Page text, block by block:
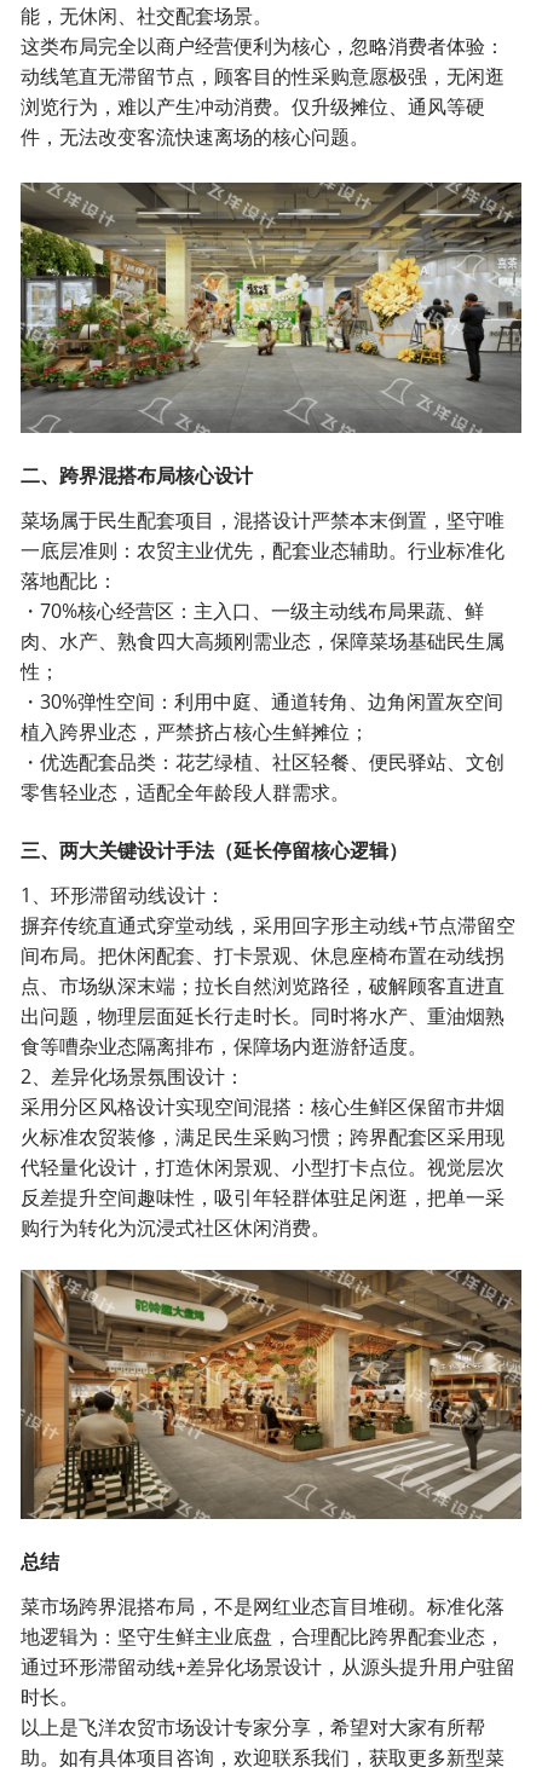
能，无休闲、社交配套场景。
这类布局完全以商户经营便利为核心，忽略消费者体验：
动线笔直无滞留节点，顾客目的性采购意愿极强，无闲逛
浏览行为，难以产生冲动消费。仅升级摊位、通风等硬
件，无法改变客流快速离场的核心问题。
二、跨界混搭布局核心设计
菜场属于民生配套项目，混搭设计严禁本末倒置，坚守唯
一底层准则：农贸主业优先，配套业态辅助。行业标准化
落地配比：
・70%核心经营区：主入口、一级主动线布局果蔬、鲜
肉、水产、熟食四大高频刚需业态，保障菜场基础民生属
性；
・30%弹性空间：利用中庭、通道转角、边角闲置灰空间
植入跨界业态，严禁挤占核心生鲜摊位；
・优选配套品类：花艺绿植、社区轻餐、便民驿站、文创
零售轻业态，适配全年龄段人群需求。
三、两大关键设计手法（延长停留核心逻辑）
1、环形滞留动线设计：
摒弃传统直通式穿堂动线，采用回字形主动线+节点滞留空
间布局。把休闲配套、打卡景观、休息座椅布置在动线拐
点、市场纵深末端；拉长自然浏览路径，破解顾客直进直
出问题，物理层面延长行走时长。同时将水产、重油烟熟
食等嘈杂业态隔离排布，保障场内逛游舒适度。
2、差异化场景氛围设计：
采用分区风格设计实现空间混搭：核心生鲜区保留市井烟
火标准农贸装修，满足民生采购习惯；跨界配套区采用现
代轻量化设计，打造休闲景观、小型打卡点位。视觉层次
反差提升空间趣味性，吸引年轻群体驻足闲逛，把单一采
购行为转化为沉浸式社区休闲消费。
总结
菜市场跨界混搭布局，不是网红业态盲目堆砌。标准化落
地逻辑为：坚守生鲜主业底盘，合理配比跨界配套业态，
通过环形滞留动线+差异化场景设计，从源头提升用户驻留
时长。
以上是飞洋农贸市场设计专家分享，希望对大家有所帮
助。如有具体项目咨询，欢迎联系我们，获取更多新型菜